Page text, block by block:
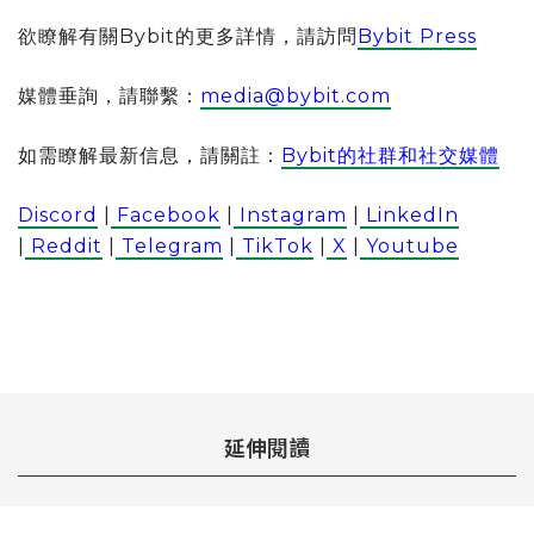
欲瞭解有關Bybit的更多詳情，請訪問Bybit Press
媒體垂詢，請聯繫： media@bybit.com
如需瞭解最新信息，請關註： Bybit的社群和社交媒體
Discord Facebook Instagram
LinkedIn
Reddit Telegram TikTok X Youtube
延伸閱讀